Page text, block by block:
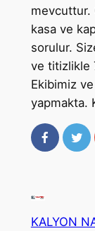
mevcuttur.
kasa ve
sorulur.
ve titizlikle
Ekibimiz
yapmakta.
KALYON